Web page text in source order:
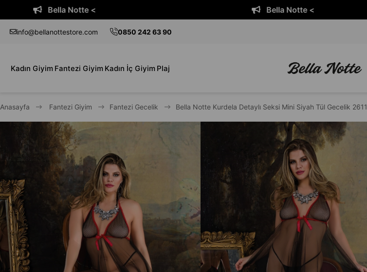
info@bellanottestore.com 0850 242 63 90
Kadın Giyim Fantezi Giyim Kadın İç Giyim Plaj
Anasayfa Fantezi Giyim Fantezi Gecelik Bella Notte Kurdela Detaylı Seksi Mini Siyah Tül Gecelik 2611